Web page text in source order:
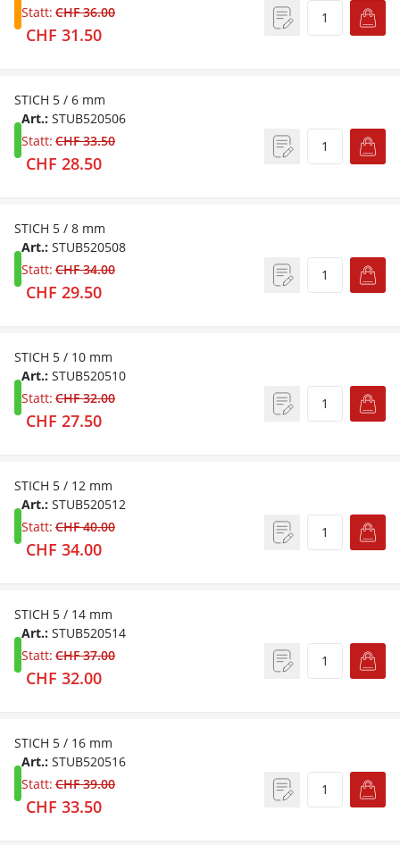
Statt: CHF 36.00
CHF 31.50
STICH 5 / 6 mm
Art.: STUB520506
Statt: CHF 33.50
CHF 28.50
STICH 5 / 8 mm
Art.: STUB520508
Statt: CHF 34.00
CHF 29.50
STICH 5 / 10 mm
Art.: STUB520510
Statt: CHF 32.00
CHF 27.50
STICH 5 / 12 mm
Art.: STUB520512
Statt: CHF 40.00
CHF 34.00
STICH 5 / 14 mm
Art.: STUB520514
Statt: CHF 37.00
CHF 32.00
STICH 5 / 16 mm
Art.: STUB520516
Statt: CHF 39.00
CHF 33.50